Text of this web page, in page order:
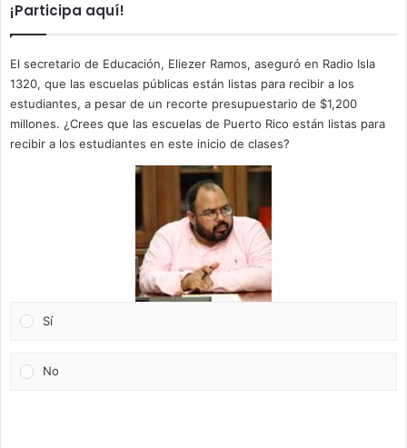
¡Participa aquí!
El secretario de Educación, Eliezer Ramos, aseguró en Radio Isla
1320, que las escuelas públicas están listas para recibir a los
estudiantes, a pesar de un recorte presupuestario de $1,200
millones. ¿Crees que las escuelas de Puerto Rico están listas para
recibir a los estudiantes en este inicio de clases?
Sí
No